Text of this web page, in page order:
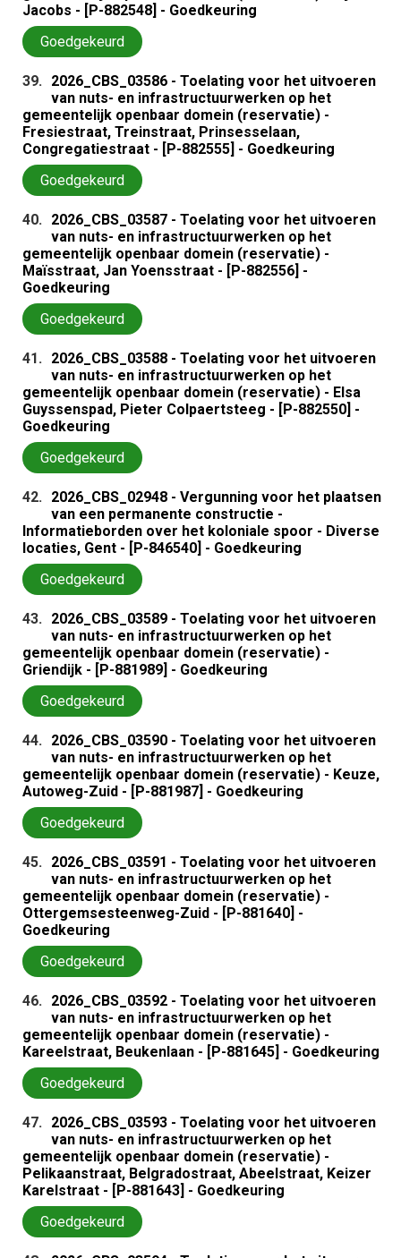
Jacobs - [P-882548] - Goedkeuring
Goedgekeurd
39. 2026_CBS_03586 - Toelating voor het uitvoeren
van nuts- en infrastructuurwerken op het
gemeentelijk openbaar domein (reservatie) -
Fresiestraat, Treinstraat, Prinsesselaan,
Congregatiestraat - [P-882555] - Goedkeuring
Goedgekeurd
40. 2026_CBS_03587 - Toelating voor het uitvoeren
van nuts- en infrastructuurwerken op het
gemeentelijk openbaar domein (reservatie) -
Maïsstraat, Jan Yoensstraat - [P-882556] -
Goedkeuring
Goedgekeurd
41. 2026_CBS_03588 - Toelating voor het uitvoeren
van nuts- en infrastructuurwerken op het
gemeentelijk openbaar domein (reservatie) - Elsa
Guyssenspad, Pieter Colpaertsteeg - [P-882550] -
Goedkeuring
Goedgekeurd
42. 2026_CBS_02948 - Vergunning voor het plaatsen
van een permanente constructie -
Informatieborden over het koloniale spoor - Diverse
locaties, Gent - [P-846540] - Goedkeuring
Goedgekeurd
43. 2026_CBS_03589 - Toelating voor het uitvoeren
van nuts- en infrastructuurwerken op het
gemeentelijk openbaar domein (reservatie) -
Griendijk - [P-881989] - Goedkeuring
Goedgekeurd
44. 2026_CBS_03590 - Toelating voor het uitvoeren
van nuts- en infrastructuurwerken op het
gemeentelijk openbaar domein (reservatie) - Keuze,
Autoweg-Zuid - [P-881987] - Goedkeuring
Goedgekeurd
45. 2026_CBS_03591 - Toelating voor het uitvoeren
van nuts- en infrastructuurwerken op het
gemeentelijk openbaar domein (reservatie) -
Ottergemsesteenweg-Zuid - [P-881640] -
Goedkeuring
Goedgekeurd
46. 2026_CBS_03592 - Toelating voor het uitvoeren
van nuts- en infrastructuurwerken op het
gemeentelijk openbaar domein (reservatie) -
Kareelstraat, Beukenlaan - [P-881645] - Goedkeuring
Goedgekeurd
47. 2026_CBS_03593 - Toelating voor het uitvoeren
van nuts- en infrastructuurwerken op het
gemeentelijk openbaar domein (reservatie) -
Pelikaanstraat, Belgradostraat, Abeelstraat, Keizer
Karelstraat - [P-881643] - Goedkeuring
Goedgekeurd